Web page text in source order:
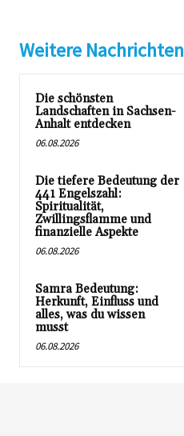
Weitere Nachrichten
Die schönsten
Landschaften in Sachsen-
Anhalt entdecken
06.08.2026
Die tiefere Bedeutung der
441 Engelszahl:
Spiritualität,
Zwillingsflamme und
finanzielle Aspekte
06.08.2026
Samra Bedeutung:
Herkunft, Einfluss und
alles, was du wissen
musst
06.08.2026